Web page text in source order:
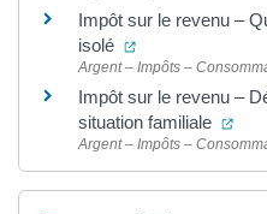
Impôt sur le revenu –
isolé
(ouverture dans
Argent – Impôts –
Impôt sur le revenu –
situation familiale
Argent – Impôts –